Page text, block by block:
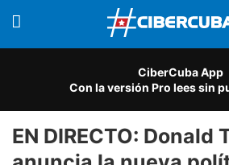
CiberCuba App
Con la versión Pro lees sin
EN DIRECTO: Donald